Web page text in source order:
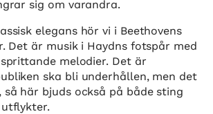
sig om varandra.
elegans hör vi i Beethovens
Det är musik i Haydns fotspår med
melodier. Det är
ska bli underhållen, men det
så här bjuds också på både sting